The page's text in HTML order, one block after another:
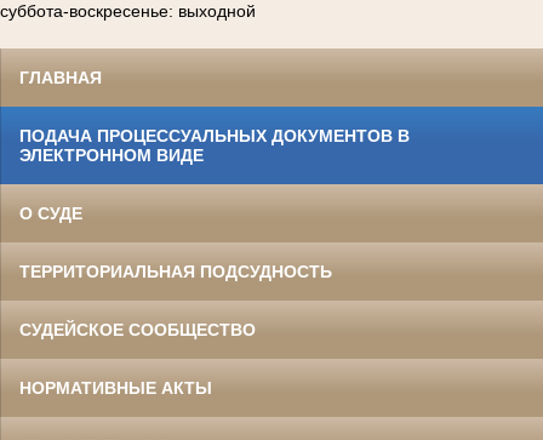
суббота-воскресенье: выходной
ГЛАВНАЯ
ПОДАЧА ПРОЦЕССУАЛЬНЫХ ДОКУМЕНТОВ В
ЭЛЕКТРОННОМ ВИДЕ
О СУДЕ
ТЕРРИТОРИАЛЬНАЯ ПОДСУДНОСТЬ
СУДЕЙСКОЕ СООБЩЕСТВО
НОРМАТИВНЫЕ АКТЫ